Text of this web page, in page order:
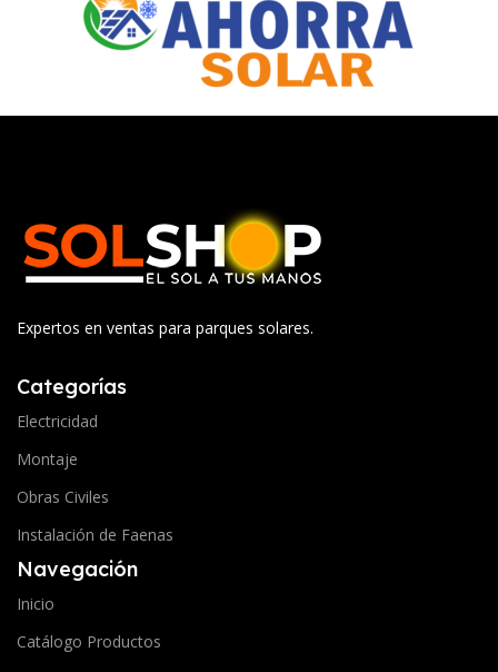
Expertos en ventas para parques solares.
Categorías
Electricidad
Montaje
Obras Civiles
Instalación de Faenas
Navegación
Inicio
Catálogo Productos